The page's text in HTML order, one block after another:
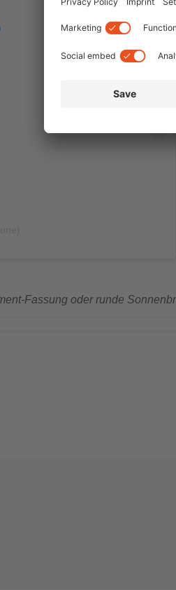
Fassung oder runde